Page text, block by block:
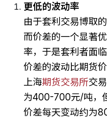
更低的波动率
由于套利交易博取
而价差的一个显著
率，于是套利者面
价差的波动比期货
上海期货交易所交
为400-700元/吨，
价差每天变动约为